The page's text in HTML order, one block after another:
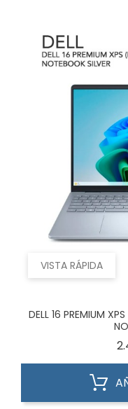
VISTA RÁPIDA
DELL 16 PREMIUM